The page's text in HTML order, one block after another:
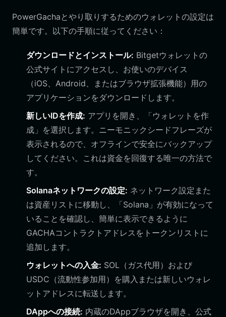
PowerGachaとやり取りするためのウォレットの設定は
簡単です。以下の手順に従ってください：
ダウンロードとインストール: Bitgetウォレットの
公式サイトにアクセスし、お使いのデバイス
（iOS、Android、またはブラウザ拡張機能）用の
アプリケーションをダウンロードします。
新しいIDを作成: アプリを開き、「ウォレットを作
成」を選択します。ニーモニックシードフレーズが
表示されるので、オフラインで安全にバックアップ
してください。これは資金を回復する唯一の方法で
す。
Solanaネットワークの設定: ネットワーク設定また
は資産リストに移動し、「Solana」が有効になって
いることを確認し、簡単に表示できるように
GACHAコントラクトアドレスをトークンリストに
追加します。
ウォレットへの入金: SOL（ガス代用）および
USDC（流動性参加用）を購入または新しいウォレ
ットアドレスに転送します。
DAppへの接続: 内蔵のDAppブラウザを開き、公式